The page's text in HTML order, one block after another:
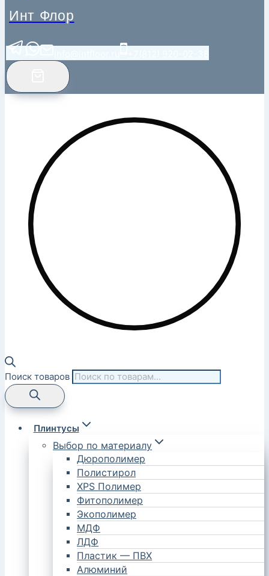
Инт Флор
Поиск товаров
Плинтусы
Выбор по материалу
Дюрополимер
Полистирол
XPS Полимер
Фитополимер
Экополимер
МДФ
ЛДФ
Пластик — ПВХ
Алюминий